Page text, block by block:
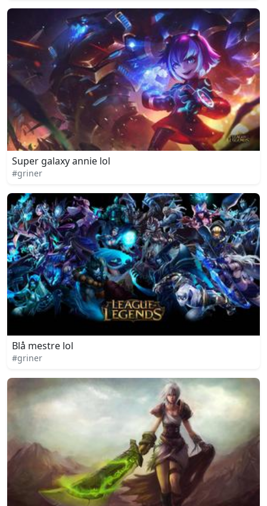
Super galaxy annie lol
#griner
Blå mestre lol
#griner